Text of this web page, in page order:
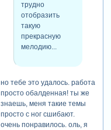
трудно
отобразить
такую
прекрасную
мелодию...
но тебе это удалось. работа
просто обалденная! ты же
знаешь, меня такие темы
просто с ног сшибают.
очень понравилось. оль, я